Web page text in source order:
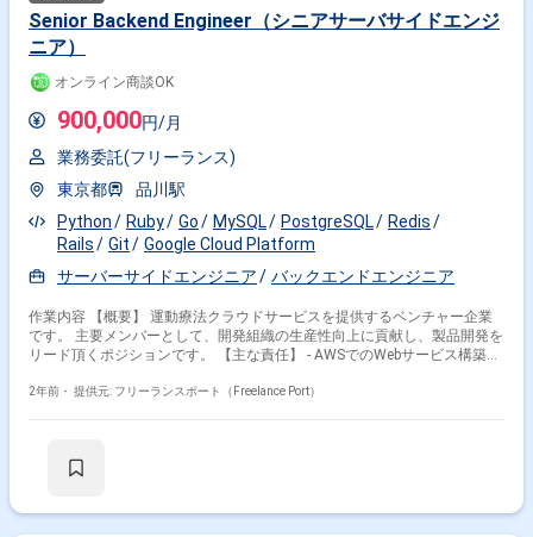
骨院業界や整形外科分野での普及に焦点を当て、 がんや骨粗鬆症など運動
療法の効果が証明された他の疾患分野への拡大を計画。 【採用背景】 組
Senior Backend Engineer（シニアサーバサイドエンジ
ニア）
オンライン商談OK
900,000円/月
業務委託(フリーランス)
東京都
品川駅
Python
Ruby Go MySQL PostgreSQL
Redis
Rails
Git
Google Cloud Platform
サーバーサイドエンジニア
バックエンドエンジニア
作業内容 【概要】 運動療法クラウドサービスを提供するベンチャー企業
です。 主要メンバーとして、開発組織の生産性向上に貢献し、製品開発を
リード頂くポジションです。 【主な責任】 - AWSでのWebサービス構築、
APIとデータベースの設計 - プロダクトの要件を理解し、技術的な仕様への
構成】 プロダクトマネージャー1名、エンジニア3名、デザイナー1名で構
2年前・ 提供元: フリーランスポート（Freelance Port）